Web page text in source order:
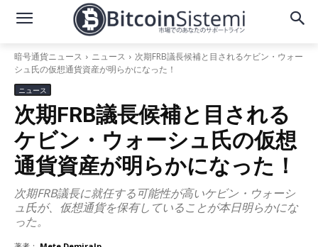
暗号通貨ニュース ニュース
次期FRB議長候補と目されるケビン・ウォー
シュ氏の仮想通貨資産が明らかになった！
ニュース
次期FRB議長候補と目される
ケビン・ウォーシュ氏の仮想
通貨資産が明らかになった！
次期FRB議長に就任する可能性が高いケビン・ウォーシ
ュ氏が、仮想通貨を保有していることが本日明らかにな
った。